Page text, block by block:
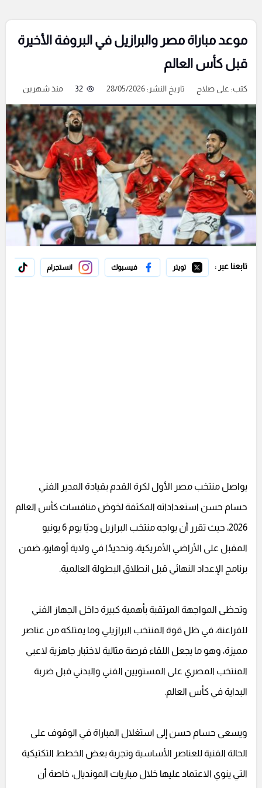
موعد مباراة مصر والبرازيل في البروفة الأخيرة
قبل كأس العالم
كتب: على صلاح تاريخ النشر: 28/05/2026 32 منذ شهرين
تابعنا عبر : تويتر فيسبوك انستجرام
يواصل منتخب مصر الأول لكرة القدم بقيادة المدير الفني
حسام حسن استعداداته المكثفة لخوض منافسات كأس العالم
2026، حيث تقرر أن يواجه منتخب البرازيل وديًا يوم 6 يونيو
المقبل على الأراضي الأمريكية، وتحديدًا في ولاية أوهايو، ضمن
برنامج الإعداد النهائي قبل انطلاق البطولة العالمية.
وتحظى المواجهة المرتقبة بأهمية كبيرة داخل الجهاز الفني
للفراعنة، في ظل قوة المنتخب البرازيلي وما يمتلكه من عناصر
مميزة، وهو ما يجعل اللقاء فرصة مثالية لاختبار جاهزية لاعبي
المنتخب المصري على المستويين الفني والبدني قبل ضربة
البداية في كأس العالم.
ويسعى حسام حسن إلى استغلال المباراة في الوقوف على
الحالة الفنية للعناصر الأساسية وتجربة بعض الخطط التكتيكية
التي ينوي الاعتماد عليها خلال مباريات المونديال، خاصة أن